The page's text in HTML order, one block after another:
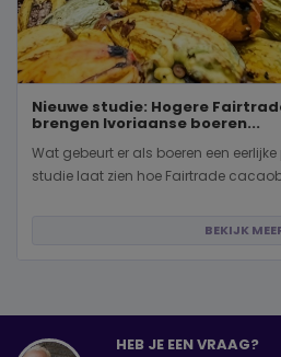
Nieuwe studie: Hogere
brengen Ivoriaanse boeren...
Wat gebeurt er als boeren een
studie laat zien hoe Fairtrade
BEKIJK
HEB JE EEN VRAAG?